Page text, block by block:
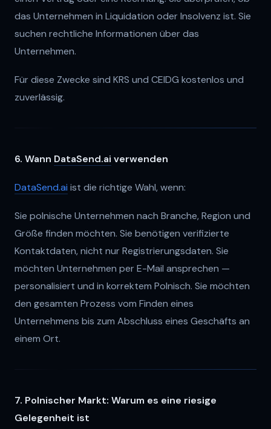
das Unternehmen in Liquidation oder Insolvenz ist. Sie
suchen rechtliche Informationen über das
Unternehmen.
Für diese Zwecke sind KRS und CEIDG kostenlos und
zuverlässig.
6. Wann DataSend.ai verwenden
DataSend.ai ist die richtige Wahl, wenn:
Sie polnische Unternehmen nach Branche, Region und
Größe finden möchten. Sie benötigen verifizierte
Kontaktdaten, nicht nur Registrierungsdaten. Sie
möchten Unternehmen per E-Mail ansprechen —
personalisiert und in korrektem Polnisch. Sie möchten
den gesamten Prozess vom Finden eines
Unternehmens bis zum Abschluss eines Geschäfts an
einem Ort.
7. Polnischer Markt: Warum es eine riesige
Gelegenheit ist